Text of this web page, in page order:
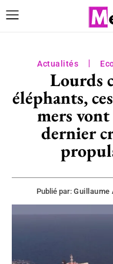
Actualités
Lourds
éléphants,
mers
dernier
Publié par: Guillaume